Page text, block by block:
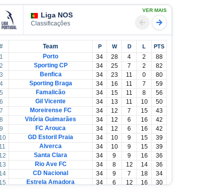
Liga NOS
Classificações
VER MAIS
# Team P W D L PTS
1 Porto 34 28 4 2
88
2
Sporting CP 34 25 7 2
82
3
Benfica 34 23 11 0
80
4
Sporting Braga 34 16 11 7
59
5
Famalicão 34 15 11 8
56
6
Gil Vicente 34 13 11 10
50
7
Moreirense FC 34 12 7 15
43
8
Vitória Guimarães 34 12 6 16
42
9
FC Arouca 34 12 6 16
42
10
GD Estoril Praia 34 10 9 15
39
11
Alverca 34 10 9 15
39
12
Santa Clara 34 9 9 16
36
13
Rio Ave FC 34 8 12 14
36
14
CD Nacional 34 9 7 18
34
15
Estrela Amadora 34 6 12 16
30